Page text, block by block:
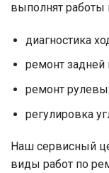
выполнят
диагностика
ремонт задней
ремонт
регулировка
Наш сервисный
виды работ по